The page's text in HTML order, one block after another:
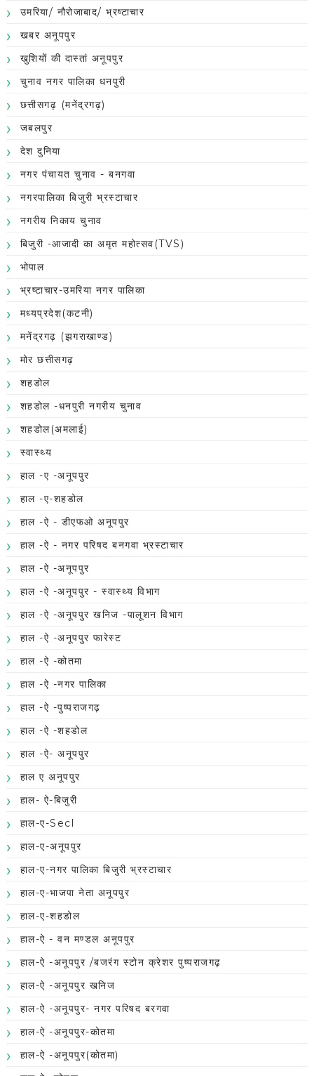
उमरिया/ नौरोजाबाद/ भ्रष्टाचार
खबर अनूपपुर
खुशियों की दास्तां अनूपपुर
चुनाव नगर पालिका धनपुरी
छत्तीसगढ़ (मनेंद्रगढ़)
जबलपुर
देश दुनिया
नगर पंचायत चुनाव - बनगवा
नगरपालिका बिजुरी भ्रस्टाचार
नगरीय निकाय चुनाव
बिजुरी -आजादी का अमृत महोत्सव(TVS)
भोपाल
भ्रष्टाचार-उमरिया नगर पालिका
मध्यप्रदेश(कटनी)
मनेंद्रगढ़ (झगराखाण्ड)
मोर छत्तीसगढ़
शहडोल
शहडोल -धनपुरी नगरीय चुनाव
शहडोल(अमलाई)
स्वास्थ्य
हाल -ए -अनूपपुर
हाल -ए-शहडोल
हाल -ऐ - डीएफओ अनूपपुर
हाल -ऐ - नगर परिषद बनगवा भ्रस्टाचार
हाल -ऐ -अनूपपुर
हाल -ऐ -अनूपपुर - स्वास्थ्य विभाग
हाल -ऐ -अनूपपुर खनिज -पालूशन विभाग
हाल -ऐ -अनूपपुर फारेस्ट
हाल -ऐ -कोतमा
हाल -ऐ -नगर पालिका
हाल -ऐ -पुष्पराजगढ़
हाल -ऐ -शहडोल
हाल -ऐ- अनूपपुर
हाल ए अनूपपुर
हाल- ऐ-बिजुरी
हाल-ए-Secl
हाल-ए-अनूपपुर
हाल-ए-नगर पालिका बिजुरी भ्रस्टाचार
हाल-ए-भाजपा नेता अनूपपुर
हाल-ए-शहडोल
हाल-ऐ - वन मण्डल अनूपपुर
हाल-ऐ -अनूपपुर /बजरंग स्टोन क्रेशर पुष्पराजगढ़
हाल-ऐ -अनूपपुर खनिज
हाल-ऐ -अनूपपुर- नगर परिषद बरगवा
हाल-ऐ -अनूपपुर-कोतमा
हाल-ऐ -अनूपपुर(कोतमा)